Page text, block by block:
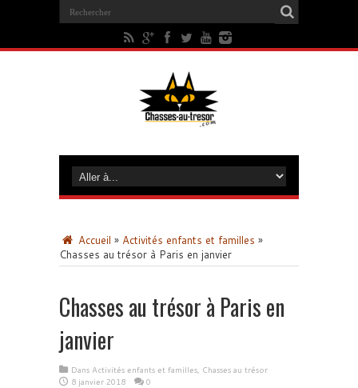
Accueil » Activités enfants et familles »
Chasses au trésor à Paris en janvier
Chasses au trésor à Paris en
janvier
Dans Activités enfants et familles, Chasses au trésor
8 janvier 2018
0